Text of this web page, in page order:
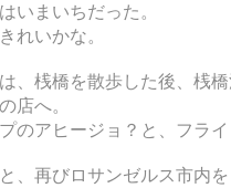
いまいちだった。
れいかな。
、桟橋を散歩した後、桟
店へ。
のアヒージョ？と、フラ
、再びロサンゼルス市内